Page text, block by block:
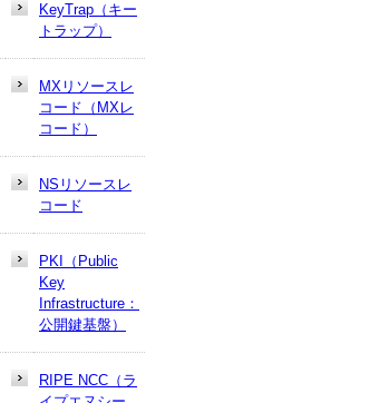
KeyTrap（キー
トラップ）
MXリソースレ
コード（MXレ
コード）
NSリソースレ
コード
PKI（Public
Key
Infrastructure：
公開鍵基盤）
RIPE NCC（ラ